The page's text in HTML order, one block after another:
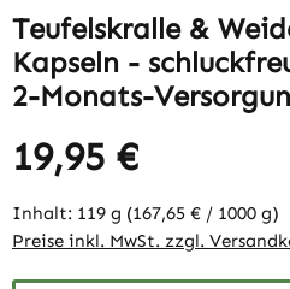
Teufelskralle &
Kapseln -
2-Monats-
19,95 €
Inhalt: 119 g (167,65 € / 1000 g)
Preise inkl. MwSt. zzgl.